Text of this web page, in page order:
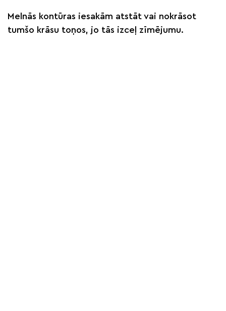
Melnās kontūras iesakām atstāt vai nokrāsot
tumšo krāsu toņos, jo tās izceļ zīmējumu.